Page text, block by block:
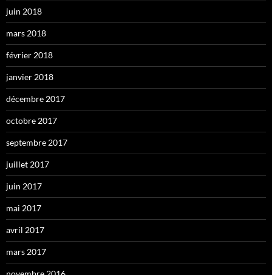
juin 2018
mars 2018
février 2018
janvier 2018
décembre 2017
octobre 2017
septembre 2017
juillet 2017
juin 2017
mai 2017
avril 2017
mars 2017